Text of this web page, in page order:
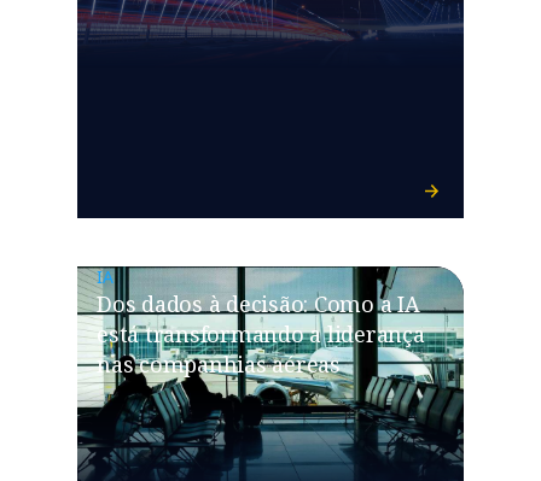
IA
Dos dados à decisão: Como a IA
está transformando a liderança
nas companhias aéreas